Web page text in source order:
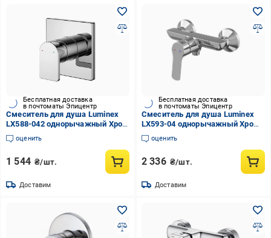
Бесплатная доставка
в почтоматы Эпицентр
Смеситель для душа Luminex
LX588-042 однорычажный Хром
(EA-LX588-042)
оценить
1 544 ₴/шт.
Доставим
Бесплатная доставка
в почтоматы Эпицентр
Смеситель для душа Luminex
LX593-04 однорычажный Хром
(EA-LX593-04)
оценить
2 336 ₴/шт.
Доставим